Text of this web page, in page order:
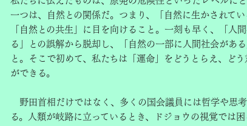
一つは、自然との関係だ。つまり、「自然に生かされて
「自然との共生」に目を向けること。一刻も早く、「人
る」との誤解から脱却し、「自然の一部に人間社会があ
と。そこで初めて、私たちは「運命」をどうとらえ、どう
ができる。
野田首相だけではなく、多くの国会議員には哲学や思
る。人類が岐路に立っているとき、ドジョウの視覚では